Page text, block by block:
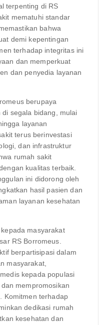
terpenting di RS
mematuhi standar
bahwa
demi kepentingan
terhadap integritas ini
dan memperkuat
dan penyedia layanan
berupaya
segala bidang, mulai
layanan
terus berinvestasi
dan infrastruktur
rumah sakit
kualitas terbaik.
ini didorong oleh
hasil pasien dan
layanan kesehatan
masyarakat
RS Borromeus.
berpartisipasi dalam
masyarakat,
kepada populasi
mempromosikan
Komitmen terhadap
dedikasi rumah
kesehatan dan